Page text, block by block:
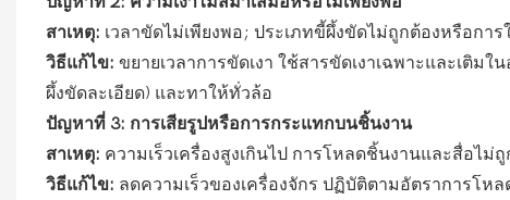
สาเหตุ: เวลาขัดไม่เพียงพอ; ประเภทขี้ผึ้งขัดไม่ถูกต้องหรือกา
วิธีแก้ไข: ขยายเวลาการขัดเงา ใช้สารขัดเงาเฉพาะและเติม
ผึ้งขัดละเอียด) และทาให้ทั่วล้อ
ปัญหาที่ 3: การเสียรูปหรือการกระแทกบนชิ้นงาน
สาเหตุ: ความเร็วเครื่องสูงเกินไป การโหลดชิ้นงานและสื่อไม่
วิธีแก้ไข: ลดความเร็วของเครื่องจักร ปฏิบัติตามอัตราการโห